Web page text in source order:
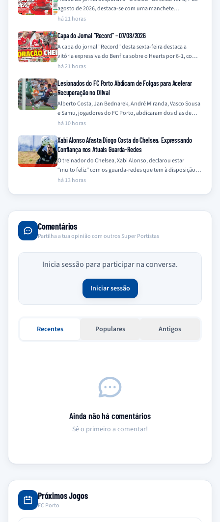
agosto de 2026, destaca-se com uma manchete
impactante e uma imagem…
há 21 horas
Capa do Jornal “Record” – 07/08/2026
A capa do jornal "Record" desta sexta-feira destaca a
vitória expressiva do Benfica sobre o Hearts por 6-1, com a
manchete principal…
há 21 horas
Lesionados do FC Porto Abdicam de Folgas para Acelerar
Recuperação no Olival
Alberto Costa, Jan Bednarek, André Miranda, Vasco Sousa
e Samu, jogadores do FC Porto, abdicaram dos dias de
folga para intensificar os…
há 10 horas
Xabi Alonso Afasta Diogo Costa do Chelsea, Expressando
Confiança nos Atuais Guarda-Redes
O treinador do Chelsea, Xabi Alonso, declarou estar
“muito feliz” com os guarda-redes que tem à disposição,
Mike Penders e Robert Sánchez,…
há 13 horas
Comentários
Partilha a tua opinião com outros Super Portistas
Inicia sessão para participar na conversa.
Iniciar sessão
Recentes Populares Antigos
Ainda não há comentários
Sê o primeiro a comentar!
Próximos Jogos
FC Porto